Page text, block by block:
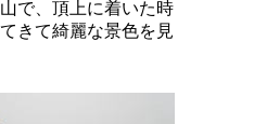
で、頂上に着いた時
きて綺麗な景色を見